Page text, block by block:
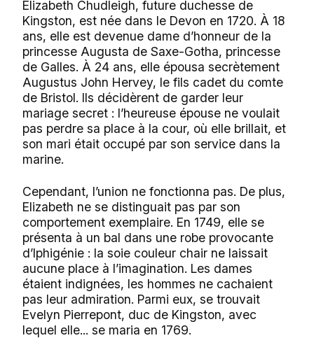
Elizabeth Chudleigh, future duchesse de
Kingston, est née dans le Devon en 1720. À 18
ans, elle est devenue dame d’honneur de la
princesse Augusta de Saxe-Gotha, princesse
de Galles. À 24 ans, elle épousa secrètement
Augustus John Hervey, le fils cadet du comte
de Bristol. Ils décidèrent de garder leur
mariage secret : l’heureuse épouse ne voulait
pas perdre sa place à la cour, où elle brillait, et
son mari était occupé par son service dans la
marine.
Cependant, l’union ne fonctionna pas. De plus,
Elizabeth ne se distinguait pas par son
comportement exemplaire. En 1749, elle se
présenta à un bal dans une robe provocante
d’Iphigénie : la soie couleur chair ne laissait
aucune place à l’imagination. Les dames
étaient indignées, les hommes ne cachaient
pas leur admiration. Parmi eux, se trouvait
Evelyn Pierrepont, duc de Kingston, avec
lequel elle... se maria en 1769.